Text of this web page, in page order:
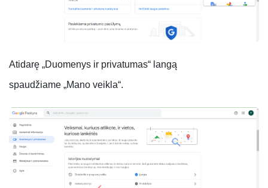
Atidarę „Duomenys ir privatumas“ langą
spaudžiame „Mano veikla“.